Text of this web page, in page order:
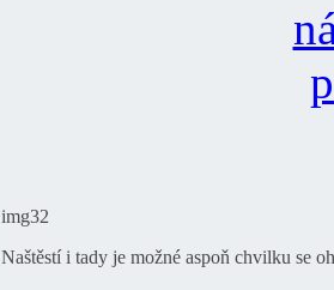
img32
Naštěstí i tady je možné aspoň chvilku se